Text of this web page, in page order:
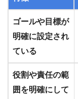
ゴールや目標が
明確に設定され
ている
役割や責任の範
囲を明確にして